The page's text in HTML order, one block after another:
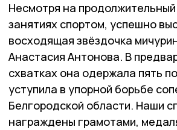
Несмотря на
занятиях спортом, успешно
восходящая звёздочка
Анастасия Антонова. В
схватках она одержала пять
уступила в упорной борьбе
Белгородской области. Наши
награждены грамотами,